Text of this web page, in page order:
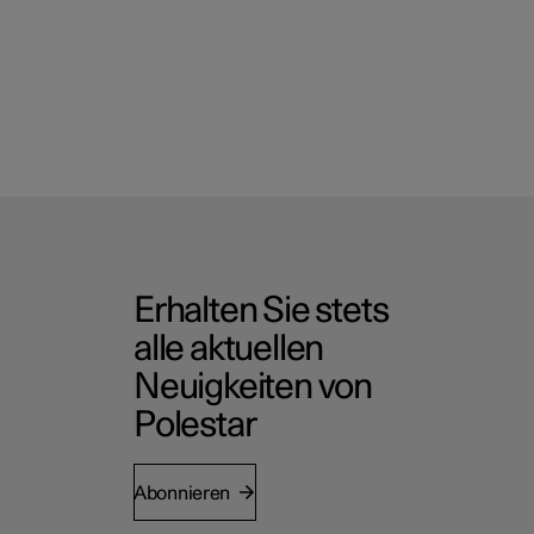
Erhalten Sie stets
alle aktuellen
Neuigkeiten von
Polestar
Abonnieren